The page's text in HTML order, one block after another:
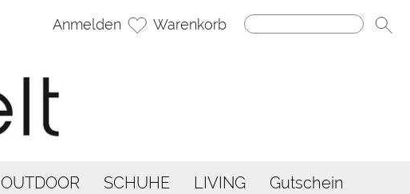
Anmelden Warenkorb
OUTDOOR SCHUHE LIVING Gutschein